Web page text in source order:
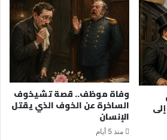
وفاة موظف.. قصة تشيخوف
الساخرة عن الخوف الذي يقتل
الإنسان
منذ 5 أيام